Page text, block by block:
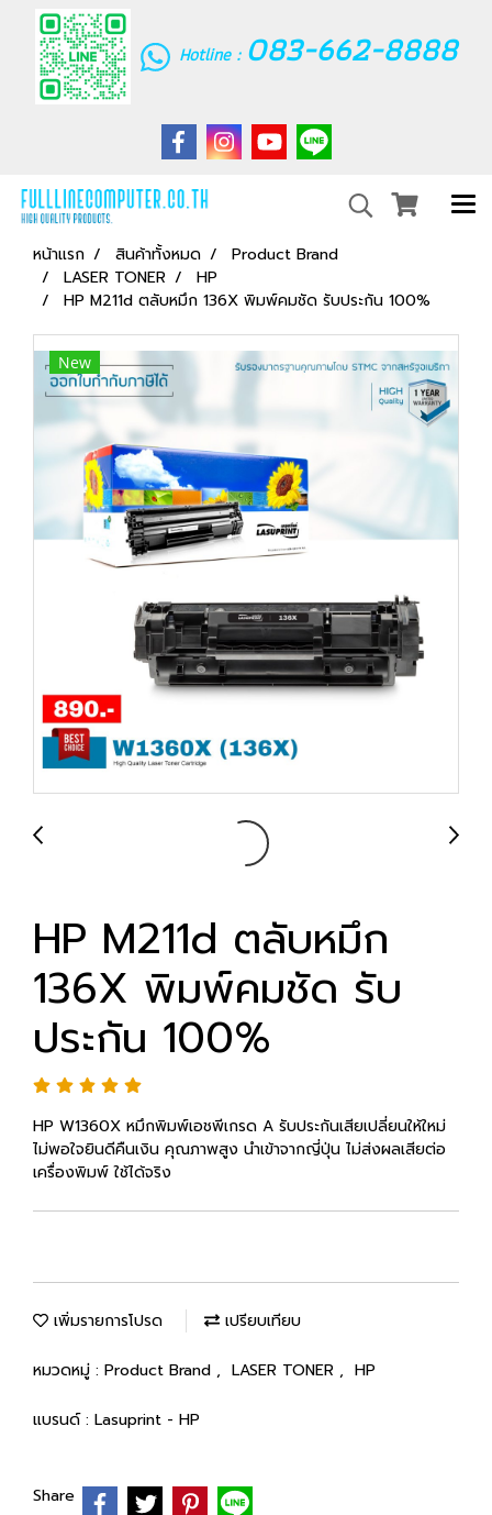
Hotline : 083-662-8888
หน้าแรก สินค้าทั้งหมด
Product Brand
LASER TONER
HP
HP M211d ตลับหมึก 136X พิมพ์คมชัด รับประกัน 100%
New
HP M211d ตลับหมึก
136X พิมพ์คมชัด รับ
ประกัน 100%
HP W1360X หมึกพิมพ์เอชพีเกรด A รับประกันเสียเปลี่ยนให้ใหม่
ไม่พอใจยินดีคืนเงิน คุณภาพสูง นำเข้าจากญี่ปุ่น ไม่ส่งผลเสียต่อ
เครื่องพิมพ์ ใช้ได้จริง
เพิ่มรายการโปรด เปรียบเทียบ
หมวดหมู่ : Product Brand , LASER TONER , HP
แบรนด์ : Lasuprint - HP
Share